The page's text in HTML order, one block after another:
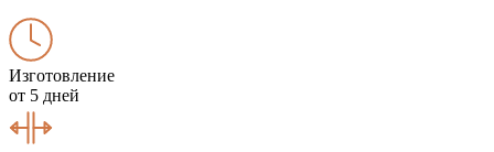
Изготовление
от 5 дней